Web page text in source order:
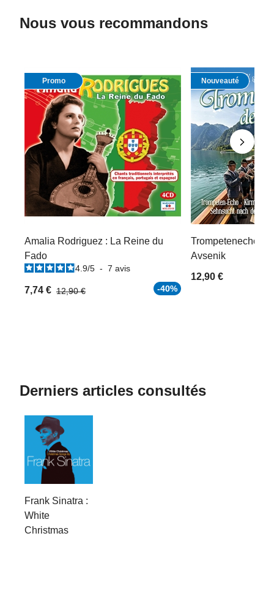
Nous vous recommandons
Promo
Amalia Rodriguez : La Reine du
Fado
4.9/5 - 7 avis
7,74 € 12,90 € -40%
Nouveauté
Trompetenecho
Avsenik
12,90 €
Derniers articles consultés
Frank Sinatra :
White
Christmas